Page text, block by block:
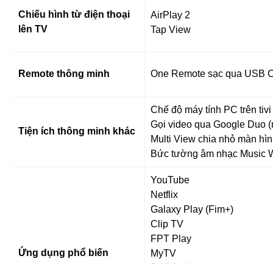
Chiếu hình từ điện thoại
lên TV
AirPlay 2
Tap View
Remote thông minh One Remote sạc qua USB
Tiện ích thông minh khác
Chế độ máy tính PC trên tivi
Gọi video qua Google Duo
Multi View chia nhỏ màn
Bức tường âm nhạc Music
Ứng dụng phổ biến
YouTube
Netflix
Galaxy Play (Fim+)
Clip TV
FPT Play
MyTV